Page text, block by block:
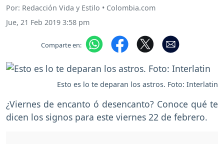
Por: Redacción Vida y Estilo • Colombia.com
Jue, 21 Feb 2019 3:58 pm
Comparte en:
Esto es lo te deparan los astros. Foto: Interlatin
¿Viernes de encanto ó desencanto? Conoce qué te
dicen los signos para este viernes 22 de febrero.